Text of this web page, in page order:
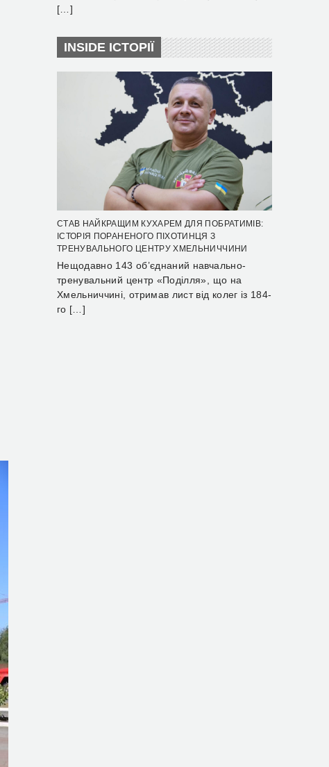
[…]
INSIDE ІСТОРІЇ
СТАВ НАЙКРАЩИМ КУХАРЕМ ДЛЯ ПОБРАТИМІВ:
ІСТОРІЯ ПОРАНЕНОГО ПІХОТИНЦЯ З
ТРЕНУВАЛЬНОГО ЦЕНТРУ ХМЕЛЬНИЧЧИНИ
Нещодавно 143 об’єднаний навчально-
тренувальний центр «Поділля», що на
Хмельниччині, отримав лист від колег із 184-
го […]